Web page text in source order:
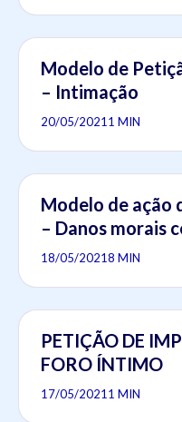
Modelo de
– Intimação
20/05/20211 MIN
Modelo de ação
– Danos morais
18/05/20218 MIN
PETIÇÃO DE
FORO ÍNTIMO
17/05/20211 MIN